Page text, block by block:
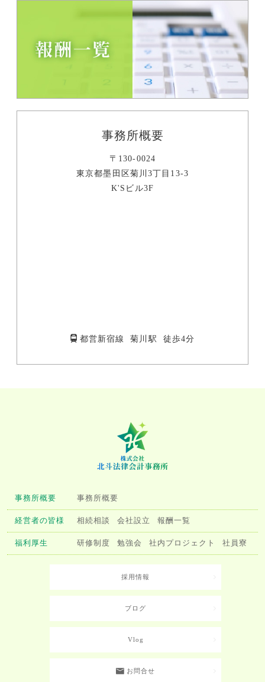
事務所概要
〒130-0024
東京都墨田区菊川3丁目13-3
K'Sビル3F
都営新宿線 菊川駅 徒歩4分
事務所概要 事務所概要
経営者の皆様 相続相談 会社設立 報酬一覧
福利厚生 研修制度 勉強会 社内プロジェクト 社員寮
採用情報
ブログ
Vlog
お問合せ